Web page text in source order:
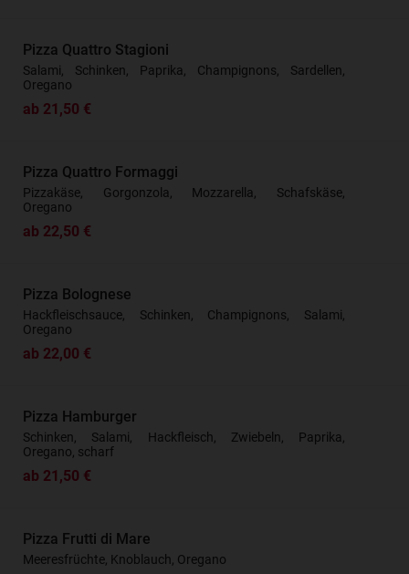
Pizza Quattro Stagioni
Salami, Schinken, Paprika, Champignons, Sardellen,
Oregano
ab 21,50 €
Pizza Quattro Formaggi
Pizzakäse, Gorgonzola, Mozzarella, Schafskäse,
Oregano
ab 22,50 €
Pizza Bolognese
Hackfleischsauce, Schinken, Champignons, Salami,
Oregano
ab 22,00 €
Pizza Hamburger
Schinken, Salami, Hackfleisch, Zwiebeln, Paprika,
Oregano, scharf
ab 21,50 €
Pizza Frutti di Mare
Meeresfrüchte, Knoblauch, Oregano